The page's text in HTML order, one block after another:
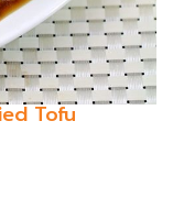
Tofu